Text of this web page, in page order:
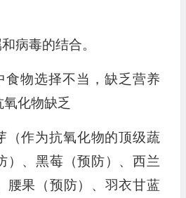
病毒的结合。
食物选择不当，缺乏营养
化物缺乏
（作为抗氧化物的顶级蔬
）、黑莓（预防）、西兰
腰果（预防）、羽衣甘蓝